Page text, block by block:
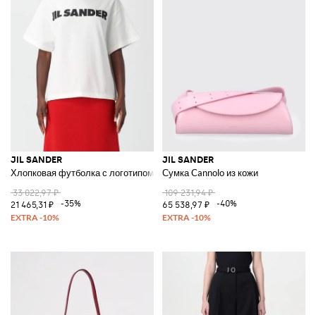
JIL SANDER
Хлопковая футболка с логотипом
33 022,97 ₽
21 465,31 ₽
-35%
JIL SANDER
Сумка Cannolo из кожи
109 231,94 ₽
65 538,97 ₽
-40%